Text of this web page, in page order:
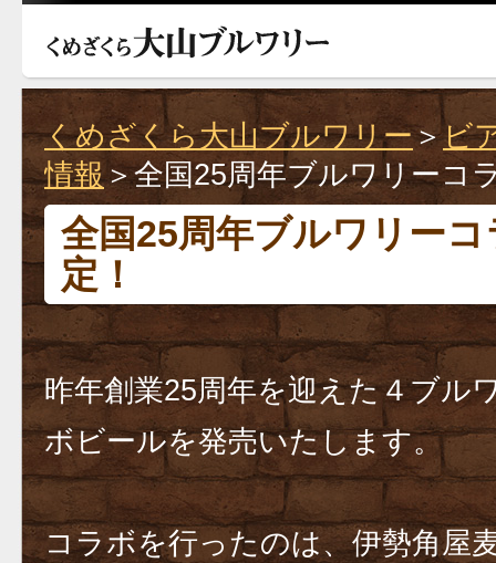
くめざくら大山ブルワリー＞ビ
情報＞全国25周年ブルワリーコ
全国25周年ブルワリー
定！
昨年創業25周年を迎えた４ブル
ボビールを発売いたします。
コラボを行ったのは、伊勢角屋